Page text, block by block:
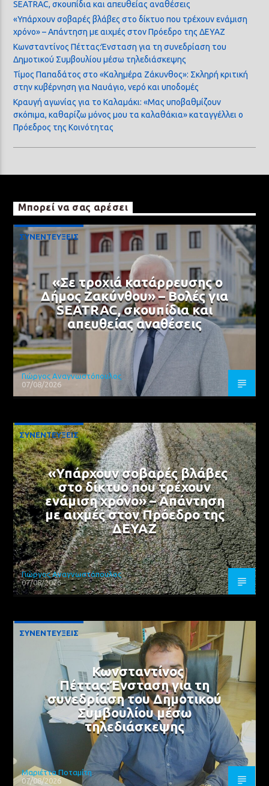
SEATRAC, σκουπίδια και απευθείας αναθέσεις
«Υπάρχουν σοβαρές βλάβες στο δίκτυο που τρέχουν ενάμιση
χρόνο» – Απάντηση με αιχμές στον Πρόεδρο της ΔΕΥΑΖ
Κωνσταντίνος Πέττας:Ένσταση για τη συνεδρίαση του
Δημοτικού Συμβουλίου μέσω τηλεδιάσκεψης
Τίμος Παπαδάτος στο «Καλημέρα Ζάκυνθος»: Σκληρή κριτική
στην κυβέρνηση για Ναυάγιο, νερό και υποδομές
Κραυγή αγωνίας για το Καλαμάκι: «Μας υποβαθμίζουν
σκόπιμα, καθαρίζω μόνος μου τα καλαθάκια» καταγγέλλει ο
Πρόεδρος της Κοινότητας
Μπορεί να σας αρέσει
ΣΥΝΕΝΤΕΥΞΕΙΣ
«Σε τροχιά κατάρρευσης ο
Δήμος Ζακύνθου» – Βολές για
SEATRAC, σκουπίδια και
απευθείας αναθέσεις
Γιώργος Αναγνωστόπουλος
07/08/2026
ΣΥΝΕΝΤΕΥΞΕΙΣ
«Υπάρχουν σοβαρές βλάβες
στο δίκτυο που τρέχουν
ενάμιση χρόνο» – Απάντηση
με αιχμές στον Πρόεδρο της
ΔΕΥΑΖ
Γιώργος Αναγνωστόπουλος
07/08/2026
ΣΥΝΕΝΤΕΥΞΕΙΣ
Κωνσταντίνος
Πέττας:Ένσταση για τη
συνεδρίαση του Δημοτικού
Συμβουλίου μέσω
τηλεδιάσκεψης
Μαριέττα Ποταμίτη
07/08/2026